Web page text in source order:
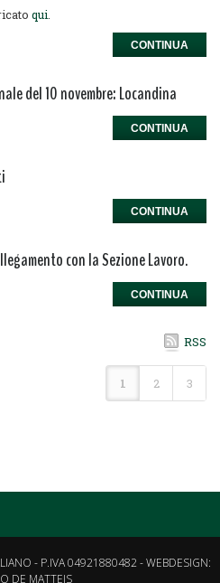
qui.
CONTINUA
del 10 novembre: Locandina
CONTINUA
CONTINUA
con la Sezione Lavoro.
CONTINUA
RSS
1 2 3
- P.IVA 04921880482 - WEBDESIGN:
DE MATTEIS